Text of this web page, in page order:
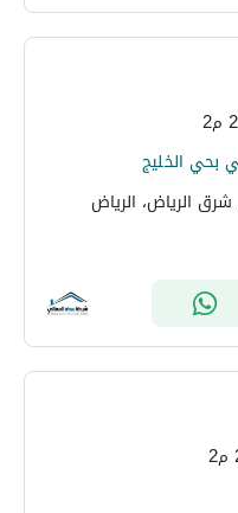
بحي الخليج
شرق الرياض، الرياض